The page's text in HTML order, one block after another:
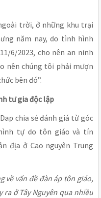
trời, ở những khu trại
năm nay, do tình hình
6/2023, cho nên an ninh
nên chúng tôi phải mượn
bên đó”.
tư gia độc lập
chia sẻ đánh giá từ góc
tự do tôn giáo và tín
địa ở Cao nguyên Trung
về vấn đề đàn áp tôn giáo,
ra ở Tây Nguyên qua nhiều